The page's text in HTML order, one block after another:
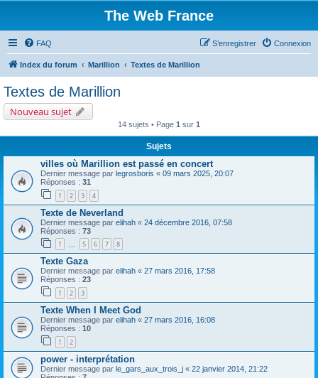
The Web France
FAQ Connexion
S’enregistrer
Index du forum Marillion Textes de Marillion
Textes de Marillion
Nouveau sujet
14 sujets • Page 1 sur 1
Sujets
villes où Marillion est passé en concert
Dernier message par legrosboris « 09 mars 2025, 20:07
Réponses : 31
1 2 3 4
Texte de Neverland
Dernier message par elihah « 24 décembre 2016, 07:58
Réponses : 73
1 5 6 7 8
Texte Gaza
Dernier message par elihah « 27 mars 2016, 17:58
Réponses : 23
1 2 3
Texte When I Meet God
Dernier message par elihah « 27 mars 2016, 16:08
Réponses : 10
1 2
power - interprétation
Dernier message par le_gars_aux_trois_j « 22 janvier 2014, 21:22